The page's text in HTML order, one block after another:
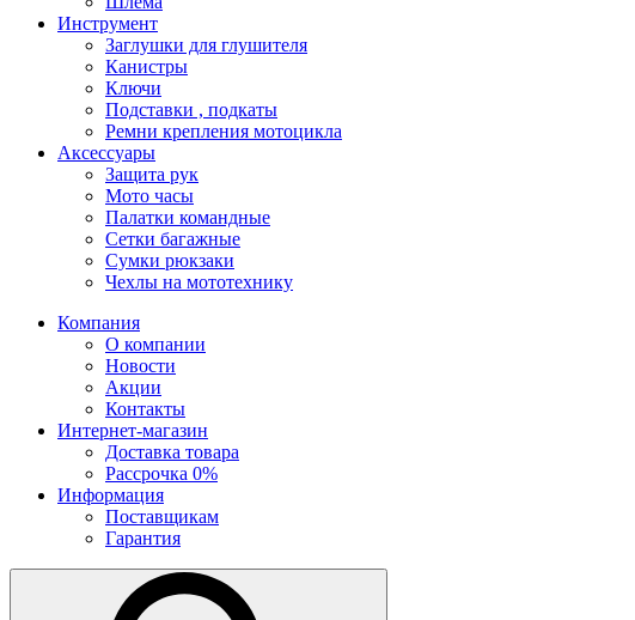
Инструмент
Заглушки для глушителя
Канистры
Ключи
Подставки , подкаты
Ремни крепления мотоцикла
Аксессуары
Защита рук
Мото часы
Палатки командные
Сетки багажные
Сумки рюкзаки
Чехлы на мототехнику
Компания
О компании
Новости
Акции
Контакты
Интернет-магазин
Доставка товара
Рассрочка 0%
Информация
Поставщикам
Гарантия